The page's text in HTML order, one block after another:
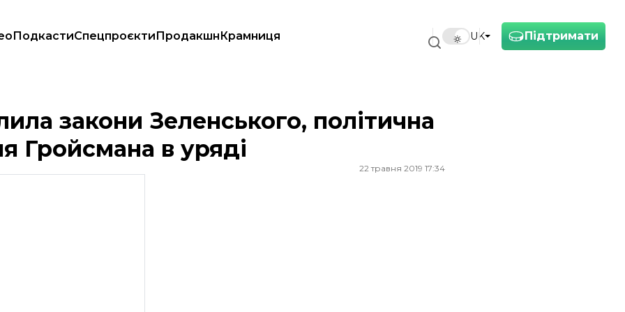
Підтримати
UK
ПодкастиСпецпроєктиПродакшнКрамниця
засідання Гройсмана в уряді
закони Зеленського, політична
Гройсмана в уряді
22 травня 2019 17:34